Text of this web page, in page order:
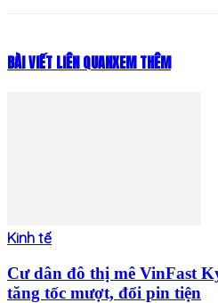
BÀI VIẾT LIÊN QUANXEM THÊM
Kinh tế
Cư dân đô thị mê VinFast
tăng tốc mượt, đổi pin tiện